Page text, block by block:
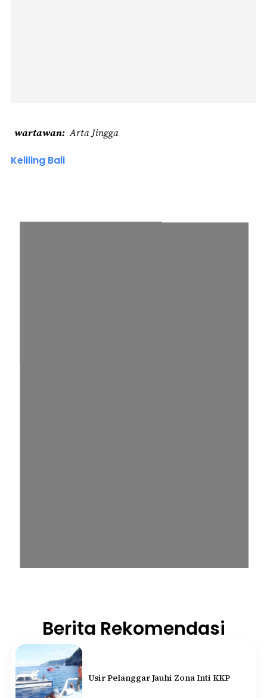
wartawan Arta Jingga
Keliling Bali
Berita Rekomendasi
Usir Pelanggar Jauhi Zona Inti KKP